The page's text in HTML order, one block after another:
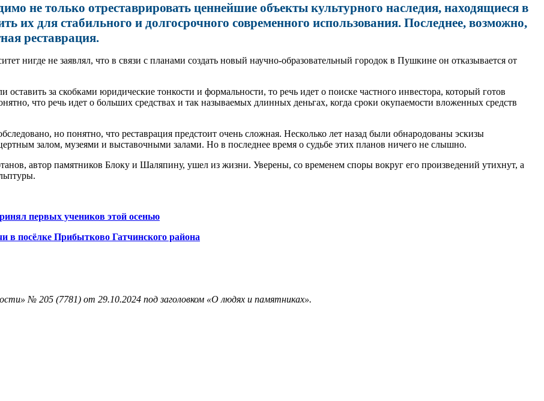
не только отреставрировать ценнейшие объекты культурного наследия, находящиеся в
их для стабильного и долгосрочного современного использования. Последнее, возможно,
реставрация.
нигде не заявлял, что в связи с планами создать новый научно-образовательный городок в Пушкине он отказывается от
за скобками юридические тонкости и формальности, то речь идет о поиске частного инвестора, который готов
что речь идет о больших средствах и так называемых длинных деньгах, когда сроки окупаемости вложенных средств
но понятно, что реставрация предстоит очень сложная. Несколько лет назад были обнародованы эскизы
залом, музеями и выставочными залами. Но в последнее время о судьбе этих планов ничего не слышно.
автор памятников Блоку и Шаляпину, ушел из жизни. Уверены, со временем споры вокруг его произведений утихнут, а
первых учеников этой осенью
в посёлке Прибытково Гатчинского района
№ 205 (7781) от 29.10.2024 под заголовком «О людях и памятниках».